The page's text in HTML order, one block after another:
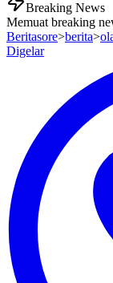
Breaking News
Memuat breaking
Beritasore>berita>
Digelar